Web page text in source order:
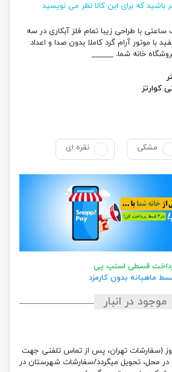
باشید که برای این کالا نظر می نویسید
ساعتی با طراحی زیبا تمام فلز آبکاری در سه
موتور آرام گرد کاملا بدون صدا و اعداد
خانه شما. ______
کوارتز
مشکی نقره ای
قسطی اسنپ پی
موجود در انبار
10 روز (سفارشات تهران، پس از تماس تلفنی جهت
در محل، تحویل میگردد/سفارشات شهرستان در